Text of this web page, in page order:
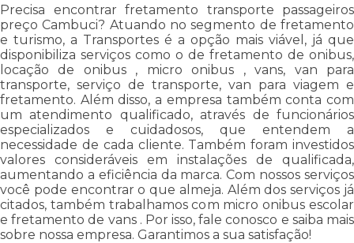
Precisa encontrar fretamento transporte passageiros
preço Cambuci? Atuando no segmento de fretamento
e turismo, a Transportes é a opção mais viável, já que
disponibiliza serviços como o de fretamento de onibus,
locação de onibus , micro onibus , vans, van para
transporte, serviço de transporte, van para viagem e
fretamento. Além disso, a empresa também conta com
um atendimento qualificado, através de funcionários
especializados e cuidadosos, que entendem a
necessidade de cada cliente. Também foram investidos
valores consideráveis em instalações de qualificada,
aumentando a eficiência da marca. Com nossos serviços
você pode encontrar o que almeja. Além dos serviços já
citados, também trabalhamos com micro onibus escolar
e fretamento de vans . Por isso, fale conosco e saiba mais
sobre nossa empresa. Garantimos a sua satisfação!